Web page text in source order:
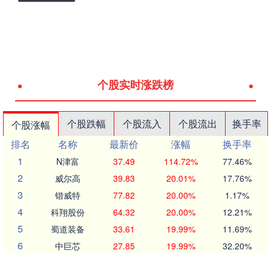
个股实时涨跌榜
个股涨幅 个股跌幅 个股流入 个股流出
换手率
排名
名称 最新价 涨幅
换手率
1
N津富 37.49 114.72% 77.46%
2 威尔高 39.83 20.01% 17.76%
3 锴威特 77.82 20.00% 1.17%
4 科翔股份 64.32 20.00% 12.21%
5 蜀道装备 33.61 19.99% 11.69%
6 中巨芯 27.85 19.99% 32.20%